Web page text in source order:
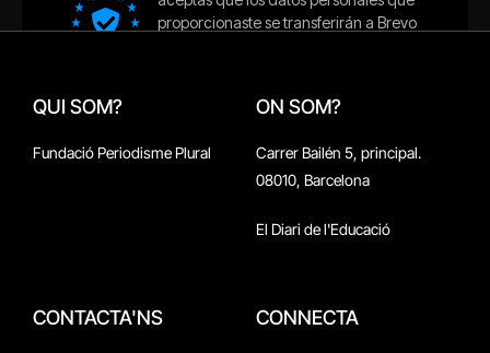
QUI SOM?
Fundació Periodisme Plural
ON SOM?
Carrer Bailén 5, principal.
08010, Barcelona
El Diari de l'Educació
CONTACTA'NS CONNECTA